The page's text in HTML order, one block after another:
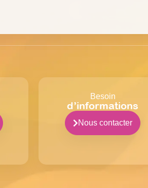
Besoin
d’informations
Nous contacter